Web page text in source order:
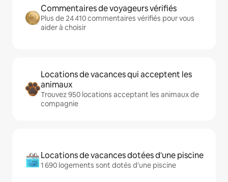
Commentaires de voyageurs vérifiés
Plus de 24 410 commentaires vérifiés pour vous
aider à choisir
Locations de vacances qui acceptent les
animaux
Trouvez 950 locations acceptant les animaux de
compagnie
Locations de vacances dotées d'une piscine
1 690 logements sont dotés d'une piscine